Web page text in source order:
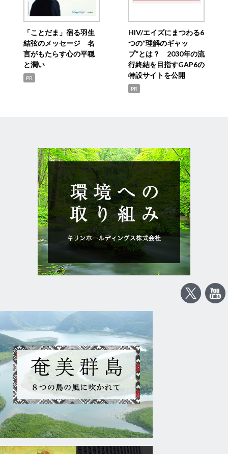
「ことだま」宿る羽生
結弦のメッセージ 名
言がもたらす心の平穏
と潤い
PR
HIV/エイズにまつわる6
つの“理解のギャッ
プ”とは？ 2030年の流
行終結を目指すGAP6の
特設サイトを公開
PR